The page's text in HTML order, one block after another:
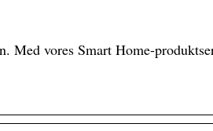
Med vores Smart Home-